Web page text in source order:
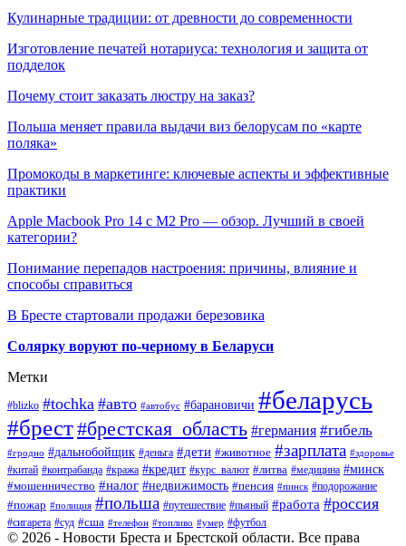
Кулинарные традиции: от древности до современности
Изготовление печатей нотариуса: технология и защита от
подделок
Почему стоит заказать люстру на заказ?
Польша меняет правила выдачи виз белорусам по «карте
поляка»
Промокоды в маркетинге: ключевые аспекты и эффективные
практики
Apple Macbook Pro 14 с M2 Pro — обзор. Лучший в своей
категории?
Понимание перепадов настроения: причины, влияние и
способы справиться
В Бресте стартовали продажи березовика
Солярку воруют по-черному в Беларуси
Метки
#blizko #tochka #авто #автобус #барановичи #беларусь
#брест#брестская_область #германия #гибель
#гродно #дальнобойщик #деньга #дети #животное #зарплата #здоровье
#китай #контрабанда #кража #кредит #курс_валют #литва #медицина #минск
#мошенничество #налог #недвижимость #пенсия #пинск #подорожание
#пожар #полиция #польша #путешествие #пьяный #работа #россия
#сигарета #суд #сша #телефон #топливо #умер #футбол
© 2026 - Новости Бреста и Брестской области. Все права